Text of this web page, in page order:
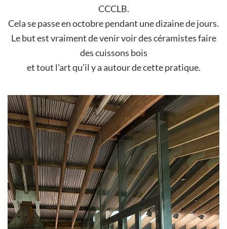
CCCLB.
Cela se passe en octobre pendant une dizaine de jours.
Le but est vraiment de venir voir des céramistes faire
des cuissons bois
et tout l’art qu’il y a autour de cette pratique.